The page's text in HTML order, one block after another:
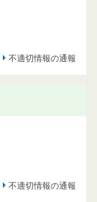
不適切情報の通報
不適切情報の通報